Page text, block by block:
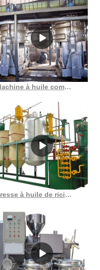
Machine à huile comestible, équipement de presse à huile, presse à huile végétale
Presse à huile de ricin yzyx90 2, machines du sichuan au maroc